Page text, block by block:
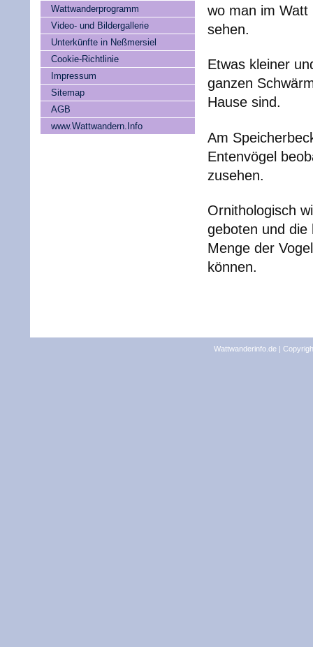
wo man im Watt
sehen.
Etwas kleiner
ganzen
Hause sind.
Am
Entenvögel
zusehen.
Ornithologisch
geboten und die
Menge der
können.
Wattwanderprogramm
Video- und Bildergallerie
Unterkünfte in Neßmersiel
Cookie-Richtlinie
Impressum
Sitemap
AGB
www.Wattwandern.Info
Wattwanderinfo.de |